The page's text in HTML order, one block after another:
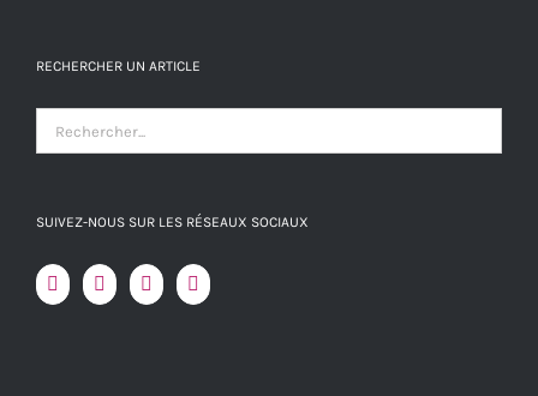
RECHERCHER UN ARTICLE
SUIVEZ-NOUS SUR LES RÉSEAUX SOCIAUX